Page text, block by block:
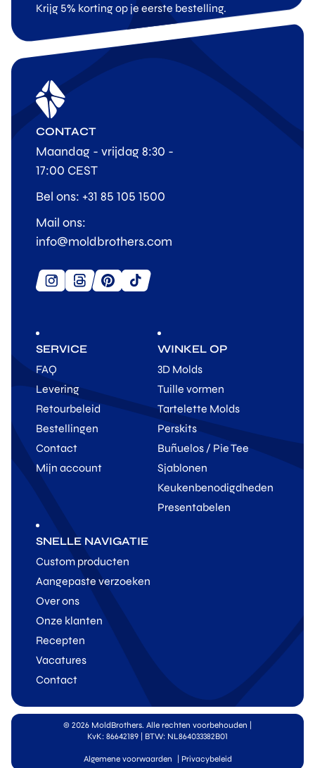
Krijg 5% korting op je eerste bestelling.
SERVICE
FAQ
Levering
Retourbeleid
Bestellingen
Contact
Mijn account
WINKEL OP
3D Molds
Tuille vormen
Tartelette Molds
Perskits
Buñuelos / Pie Tee
Sjablonen
Keukenbenodigdheden
Presentabelen
SNELLE NAVIGATIE
Custom producten
Aangepaste verzoeken
Over ons
Onze klanten
Recepten
Vacatures
Contact
CONTACT
Maandag - vrijdag 8:30 -
17:00 CEST
Bel ons: +31 85 105 1500
Mail ons:
info@moldbrothers.com
© 2026 MoldBrothers. Alle rechten voorbehouden
KvK: 86642189 | BTW: NL864033382B01
Algemene voorwaarden Privacybeleid